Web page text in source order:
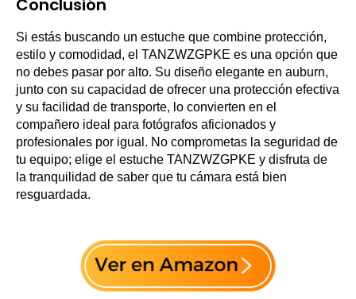
Conclusión
Si estás buscando un estuche que combine protección,
estilo y comodidad, el TANZWZGPKE es una opción que
no debes pasar por alto. Su diseño elegante en auburn,
junto con su capacidad de ofrecer una protección efectiva
y su facilidad de transporte, lo convierten en el
compañero ideal para fotógrafos aficionados y
profesionales por igual. No comprometas la seguridad de
tu equipo; elige el estuche TANZWZGPKE y disfruta de
la tranquilidad de saber que tu cámara está bien
resguardada.